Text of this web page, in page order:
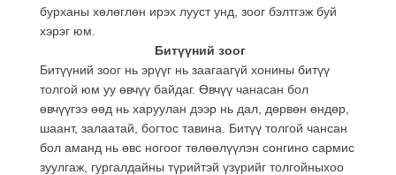
бурханы хөлөглөн ирэх лууст унд, зоог бэлтгэж буй
хэрэг юм.
Битүүний зоог
Битүүний зоог нь эрүүг нь заагаагүй хонины битүү
толгой юм уу өвчүү байдаг. Өвчүү чанасан бол
өвчүүгээ өөд нь харуулан дээр нь дал, дөрвөн өндөр,
шаант, залаатай, богтос тавина. Битүү толгой чансан
бол аманд нь өвс ногоог төлөөлүүлэн сонгино сармис
зуулгаж, гургалдайны түрийтэй үзүрийг толгойныхоо